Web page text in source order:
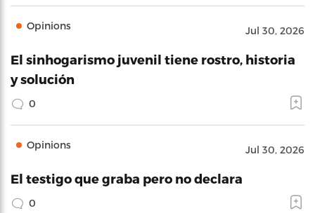
Opinions Jul 30, 2026
El sinhogarismo juvenil tiene rostro, historia
y solución
0
Opinions Jul 30, 2026
El testigo que graba pero no declara
0